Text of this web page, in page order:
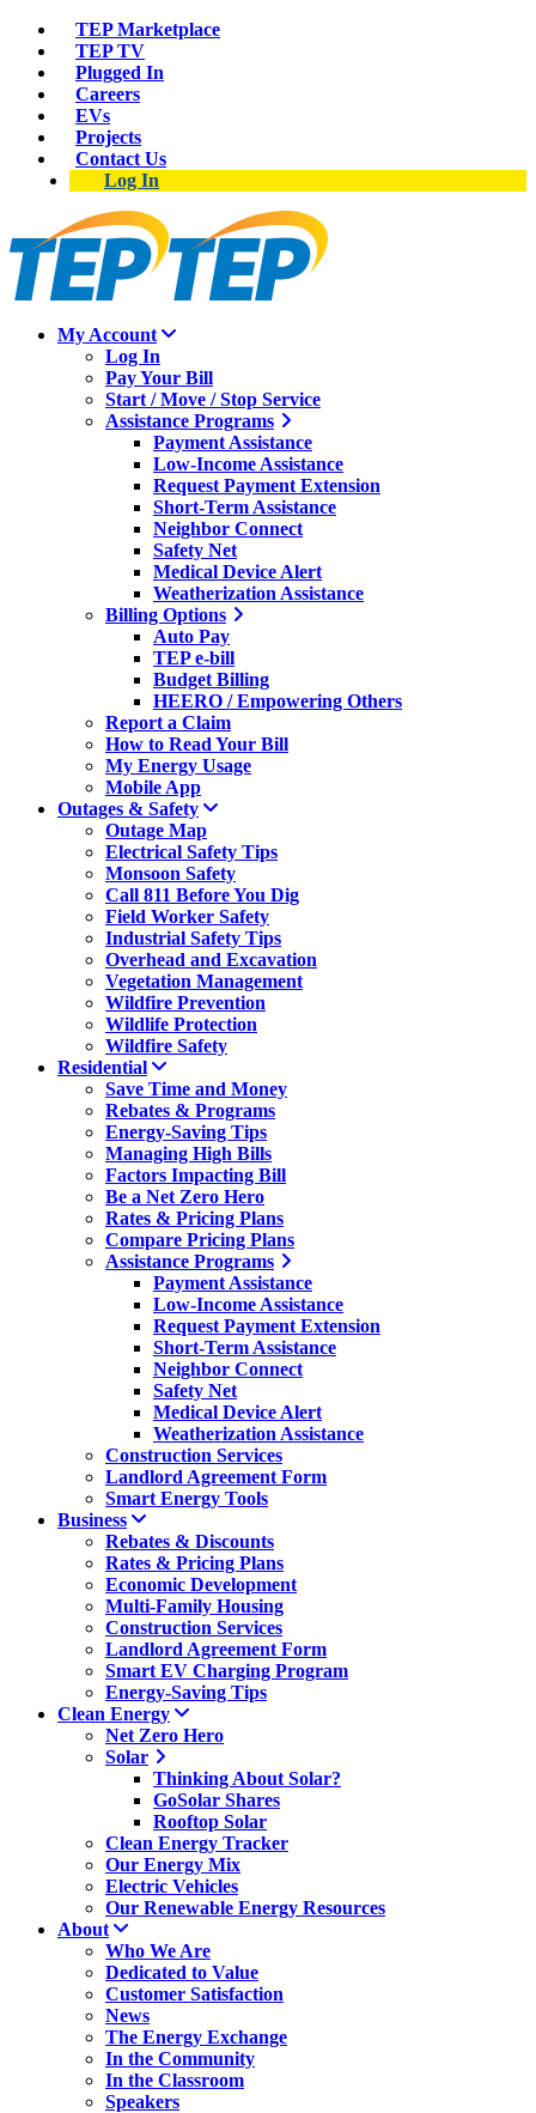
TEP Marketplace
TEP TV
Plugged In
Careers
EVs
Projects
Contact Us
Log In
My Account
Log In
Pay Your Bill
Start / Move / Stop Service
Assistance Programs
Payment Assistance
Low-Income Assistance
Request Payment Extension
Short-Term Assistance
Neighbor Connect
Safety Net
Medical Device Alert
Weatherization Assistance
Billing Options
Auto Pay
TEP e-bill
Budget Billing
HEERO / Empowering Others
Report a Claim
How to Read Your Bill
My Energy Usage
Mobile App
Outages & Safety
Outage Map
Electrical Safety Tips
Monsoon Safety
Call 811 Before You Dig
Field Worker Safety
Industrial Safety Tips
Overhead and Excavation
Vegetation Management
Wildfire Prevention
Wildlife Protection
Wildfire Safety
Residential
Save Time and Money
Rebates & Programs
Energy-Saving Tips
Managing High Bills
Factors Impacting Bill
Be a Net Zero Hero
Rates & Pricing Plans
Compare Pricing Plans
Assistance Programs
Payment Assistance
Low-Income Assistance
Request Payment Extension
Short-Term Assistance
Neighbor Connect
Safety Net
Medical Device Alert
Weatherization Assistance
Construction Services
Landlord Agreement Form
Smart Energy Tools
Business
Rebates & Discounts
Rates & Pricing Plans
Economic Development
Multi-Family Housing
Construction Services
Landlord Agreement Form
Smart EV Charging Program
Energy-Saving Tips
Clean Energy
Net Zero Hero
Solar
Thinking About Solar?
GoSolar Shares
Rooftop Solar
Clean Energy Tracker
Our Energy Mix
Electric Vehicles
Our Renewable Energy Resources
About
Who We Are
Dedicated to Value
Customer Satisfaction
News
The Energy Exchange
In the Community
In the Classroom
Speakers